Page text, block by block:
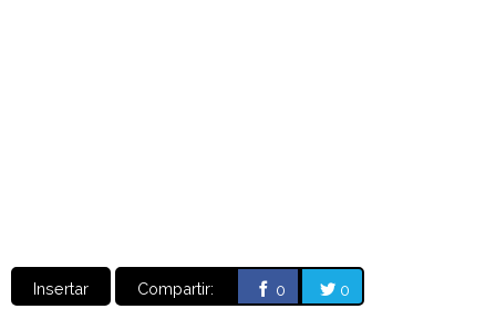
Insertar Compartir: 0 0